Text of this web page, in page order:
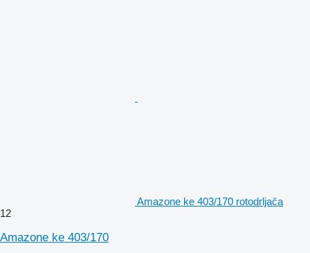
Amazone ke 403/170 rotodrljača
12
Amazone ke 403/170